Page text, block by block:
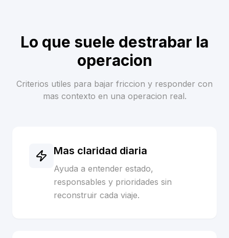
Lo que suele destrabar la
operacion
Criterios utiles para bajar friccion y responder con
mas contexto en una operacion real.
Mas claridad diaria
Ayuda a entender estado,
responsables y prioridades sin
reconstruir cada viaje.